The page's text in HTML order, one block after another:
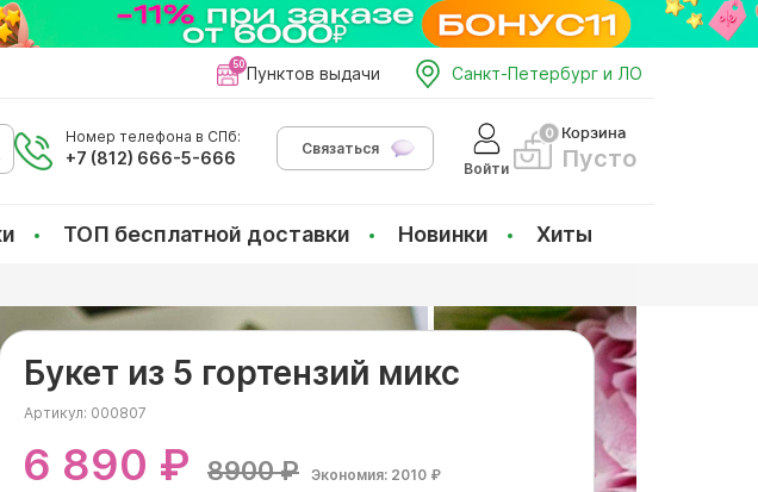
Пунктов выдачи Санкт-Петербург и ЛО
Номер телефона в СПб:
+7 (812) 666-5-666
Связаться
Войти
Корзина
Пусто
ТОП бесплатной доставки Новинки Хиты
Букет из 5 гортензий микс
Артикул: 000807
6 890 ₽ 8900 ₽ Экономия: 2010 ₽